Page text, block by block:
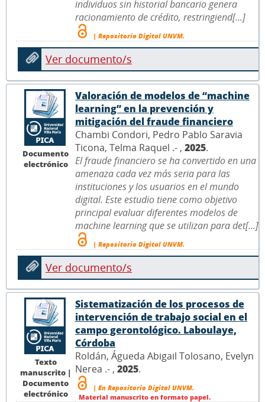
individuos sin historial bancario genera
racionamiento de crédito, restringiend[...]
| Repositorio Digital UNVM.
Ver documento/s
Documento
electrónico
Valoración de modelos de “machine
learning” en la prevención y
mitigación del fraude financiero
Chambi Condori, Pedro Pablo Saravia
Ticona, Telma Raquel .- , 2025.
El fraude financiero se ha convertido en una
amenaza cada vez más seria para las
instituciones y los usuarios en el mundo
digital. Este estudio tiene como objetivo
principal evaluar diferentes modelos de
machine learning que se utilizan para det[...]
| Repositorio Digital UNVM.
Ver documento/s
Texto
manuscrito |
Documento
electrónico
Sistematización de los procesos de
intervención de trabajo social en el
campo gerontológico. Laboulaye,
Córdoba
Roldán, Águeda Abigail Tolosano, Evelyn
Nerea .- , 2025.
| En Repositorio Digital UNVM.
Material manuscrito en formato papel.